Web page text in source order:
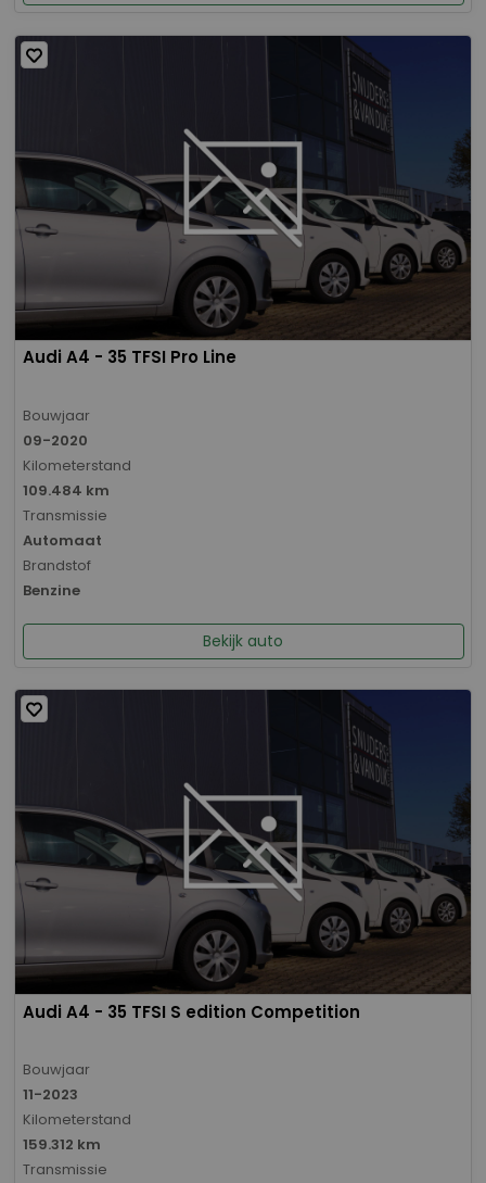
Audi A4 - 35 TFSI Pro Line
Bouwjaar
09-2020
Kilometerstand
109.484 km
Transmissie
Automaat
Brandstof
Benzine
Bekijk auto
Audi A4 - 35 TFSI S edition Competition
Bouwjaar
11-2023
Kilometerstand
159.312 km
Transmissie